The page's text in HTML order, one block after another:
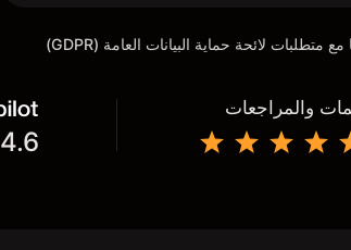
والمراجعات
4.6